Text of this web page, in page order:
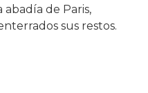
de Paris,
sus restos.